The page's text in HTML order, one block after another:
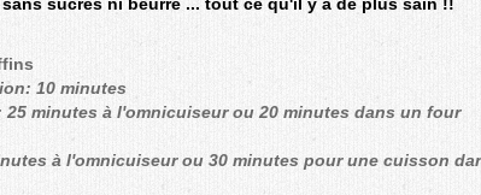
10 minutes
25 minutes à l'omnicuiseur ou 20 minutes dans un four
à l'omnicuiseur ou 30 minutes pour une cuisson